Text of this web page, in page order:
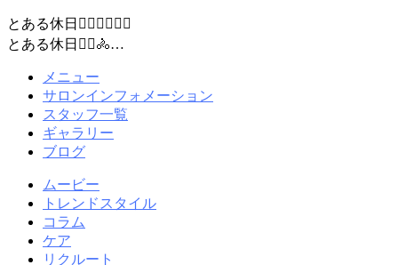
とある休日🚴‍♂️🚴‍♂️🚴‍♂️
とある休日🚴‍♂️🚴‍…
メニュー
サロンインフォメーション
スタッフ一覧
ギャラリー
ブログ
ムービー
トレンドスタイル
コラム
ケア
リクルート